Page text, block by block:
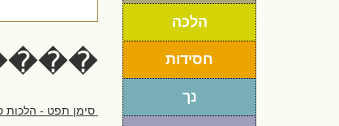
הלכה
חסידות
נך
סימן תפט - הלכות